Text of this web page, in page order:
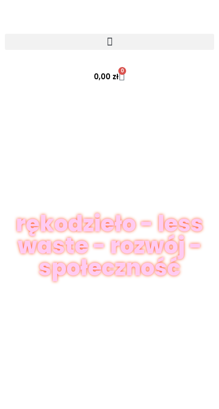
0,00 zł
0
rękodzieło - less
waste - rozwój -
społeczność